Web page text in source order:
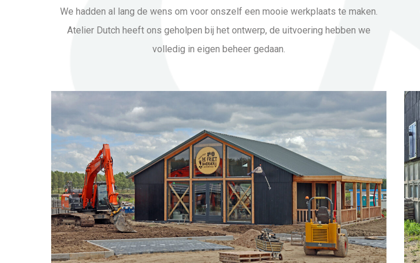
We hadden al lang de wens om voor onszelf een mooie werkplaats te maken.
Atelier Dutch heeft ons geholpen bij het ontwerp, de uitvoering hebben we
volledig in eigen beheer gedaan.